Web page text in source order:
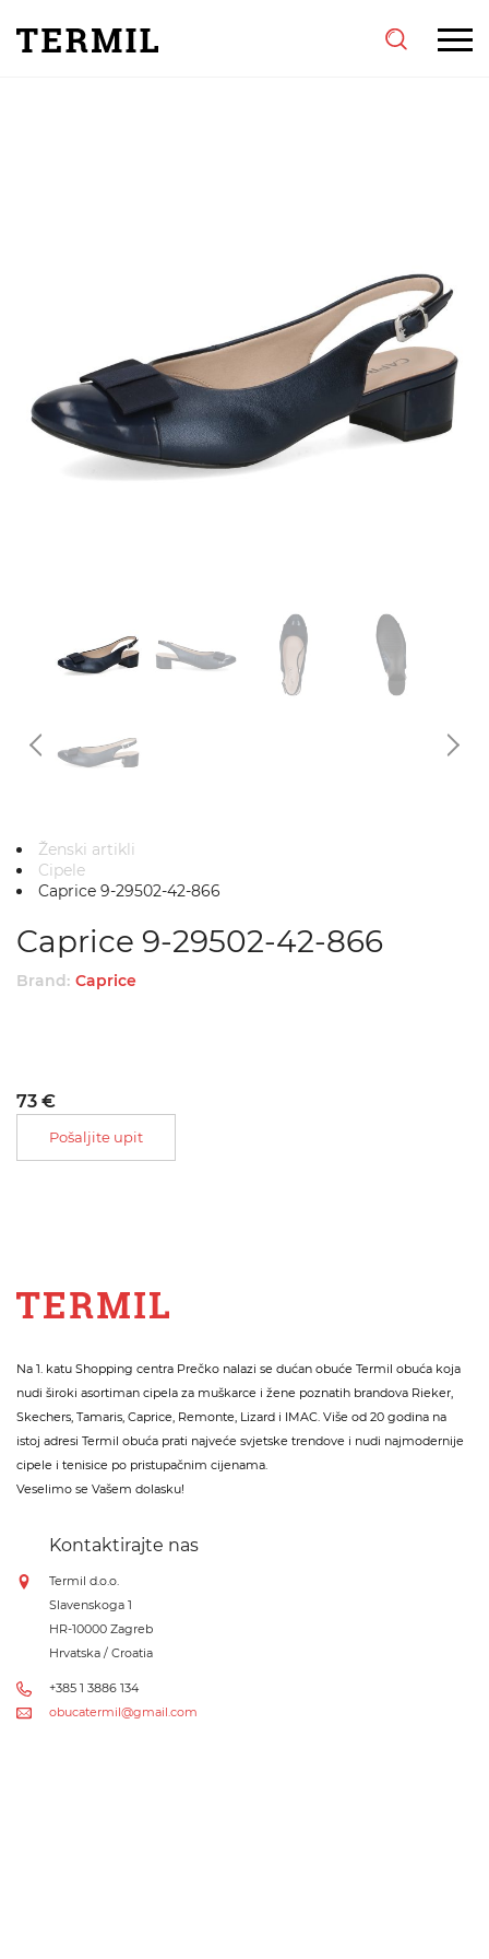
Ženski artikli
Cipele
Caprice 9-29502-42-866
Caprice 9-29502-42-866
Brand: Caprice
73 €
Pošaljite upit
Na 1. katu Shopping centra Prečko nalazi se dućan obuće Termil obuća koja
nudi široki asortiman cipela za muškarce i žene poznatih brandova Rieker,
Skechers, Tamaris, Caprice, Remonte, Lizard i IMAC. Više od 20 godina na
istoj adresi Termil obuća prati najveće svjetske trendove i nudi najmodernije
cipele i tenisice po pristupačnim cijenama.
Veselimo se Vašem dolasku!
Kontaktirajte nas
Termil d.o.o.
Slavenskoga 1
HR-10000 Zagreb
Hrvatska / Croatia
+385 1 3886 134
obucatermil@gmail.com